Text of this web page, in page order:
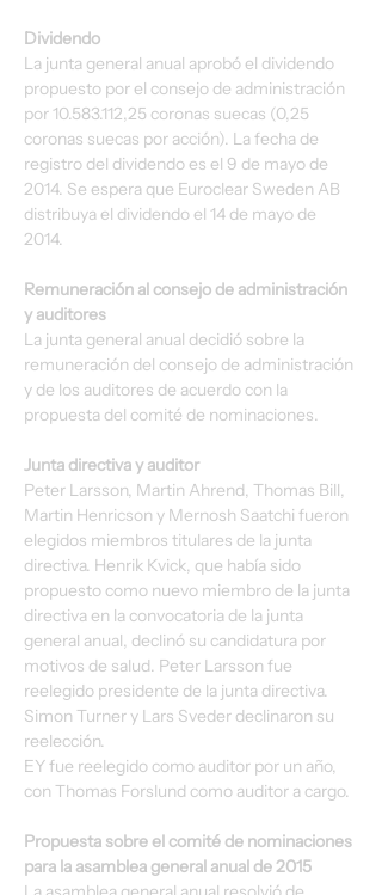
Dividendo
La junta general anual aprobó el dividendo
propuesto por el consejo de administración
por 10.583.112,25 coronas suecas (0,25
coronas suecas por acción). La fecha de
registro del dividendo es el 9 de mayo de
2014. Se espera que Euroclear Sweden AB
distribuya el dividendo el 14 de mayo de
2014.
Remuneración al consejo de administración
y auditores
La junta general anual decidió sobre la
remuneración del consejo de administración
y de los auditores de acuerdo con la
propuesta del comité de nominaciones.
Junta directiva y auditor
Peter Larsson, Martin Ahrend, Thomas Bill,
Martin Henricson y Mernosh Saatchi fueron
elegidos miembros titulares de la junta
directiva. Henrik Kvick, que había sido
propuesto como nuevo miembro de la junta
directiva en la convocatoria de la junta
general anual, declinó su candidatura por
motivos de salud. Peter Larsson fue
reelegido presidente de la junta directiva.
Simon Turner y Lars Sveder declinaron su
reelección.
EY fue reelegido como auditor por un año,
con Thomas Forslund como auditor a cargo.
Propuesta sobre el comité de nominaciones
para la asamblea general anual de 2015